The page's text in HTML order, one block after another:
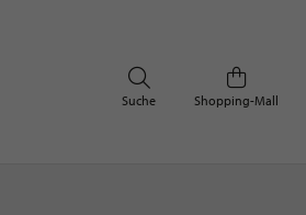
Shopping-Mall
Suche